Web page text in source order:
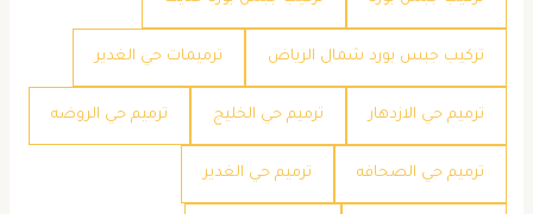
تركيب جبس بورد شمال الرياض ترميمات حي الغدير
ترميم حي الازدهار ترميم حي الخليج ترميم حي الروضه
ترميم حي الصحافه ترميم حي الغدير